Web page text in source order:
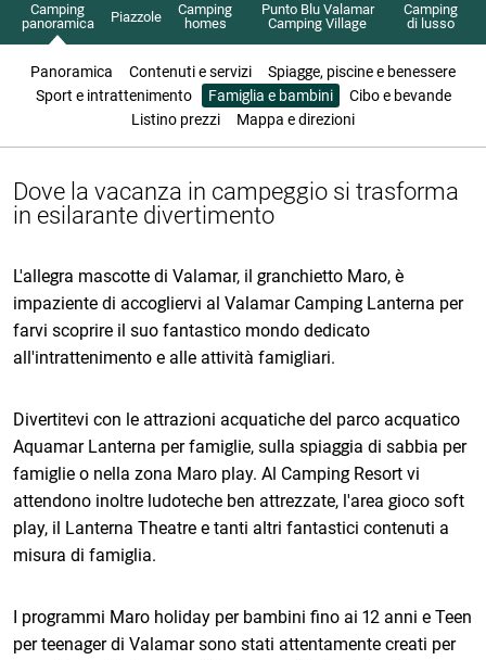
Camping
panoramica
Piazzole
Camping
homes
Punto Blu Valamar
Camping Village
Camping
di lusso
Panoramica Contenuti e servizi
Spiagge, piscine e benessere
Sport e intrattenimento
Famiglia e bambini
Cibo e bevande
Listino prezzi
Mappa e direzioni
Dove la vacanza in campeggio si trasforma
in esilarante divertimento
L'allegra mascotte di Valamar, il granchietto Maro, è
impaziente di accogliervi al Valamar Camping Lanterna per
farvi scoprire il suo fantastico mondo dedicato
all'intrattenimento e alle attività famigliari.
Divertitevi con le attrazioni acquatiche del parco acquatico
Aquamar Lanterna per famiglie, sulla spiaggia di sabbia per
famiglie o nella zona Maro play. Al Camping Resort vi
attendono inoltre ludoteche ben attrezzate, l'area gioco soft
play, il Lanterna Theatre e tanti altri fantastici contenuti a
misura di famiglia.
I programmi Maro holiday per bambini fino ai 12 anni e Teen
per teenager di Valamar sono stati attentamente creati per